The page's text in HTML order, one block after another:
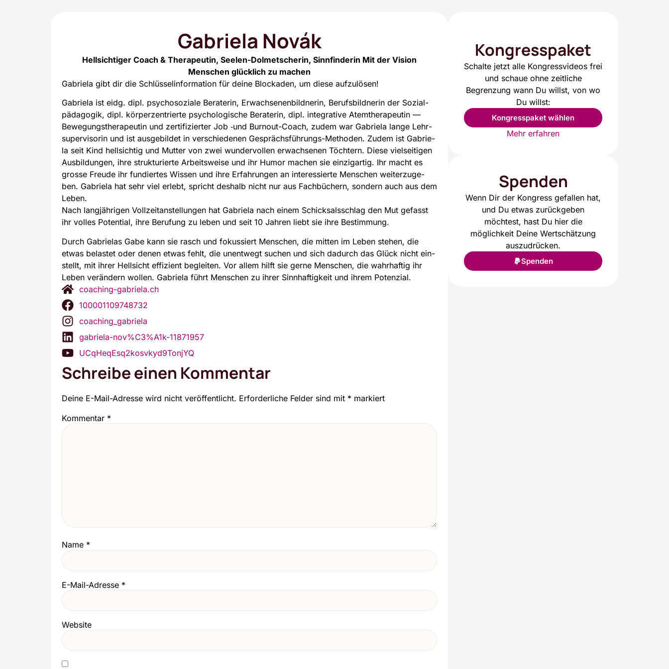
Gabrie­la Novák
Hellsichtiger Coach & Therapeutin, Seelen-Dolmetscherin, Sinnfinderin Mit der Vision
Menschen glücklich zu machen
Gabrie­la gibt dir die Schlüs­sel­in­for­ma­ti­on für dei­ne Blo­cka­den, um die­se auf­zu­lö­sen!
Gabrie­la ist eidg. dipl. psy­cho­so­zia­le Bera­te­rin, Erwach­se­nen­bild­ne­rin, Berufs­bild­ne­rin der Sozi­al­
päd­ago­gik, dipl. kör­per­zen­trier­te psy­cho­lo­gi­sche Bera­te­rin, dipl. inte­gra­ti­ve Atem­the­ra­peu­tin —
Bewe­gungs­the­ra­peu­tin und zer­ti­fi­zier­ter Job ‑und Burn­out-Coach, zudem war Gabrie­la lan­ge Lehr­
su­per­vi­so­rin und ist aus­ge­bil­det in ver­schie­de­nen Gesprächs­füh­rungs-Metho­den. Zudem ist Gabrie­
la seit Kind hell­sich­tig und Mut­ter von zwei wun­der­vol­len erwach­se­nen Töch­tern. Die­se viel­sei­ti­gen
Aus­bil­dun­gen, ihre struk­tu­rier­te Arbeits­wei­se und ihr Humor machen sie ein­zig­ar­tig. Ihr macht es
gros­se Freu­de ihr fun­dier­tes Wis­sen und ihre Erfah­run­gen an inter­es­sier­te Men­schen wei­ter­zu­ge­
ben. Gabrie­la hat sehr viel erlebt, spricht des­halb nicht nur aus Fach­bü­chern, son­dern auch aus dem
Leben.
Nach lang­jäh­ri­gen Voll­zeit­an­stel­lun­gen hat Gabrie­la nach einem Schick­sals­schlag den Mut gefasst
ihr vol­les Poten­ti­al, ihre Beru­fung zu leben und seit 10 Jah­ren liebt sie ihre Bestim­mung.
Durch Gabrie­las Gabe kann sie rasch und fokus­siert Men­schen, die mit­ten im Leben ste­hen, die
etwas belas­tet oder denen etwas fehlt, die unent­wegt suchen und sich dadurch das Glück nicht ein­
stellt, mit ihrer Hell­sicht effi­zi­ent beglei­ten. Vor allem hilft sie ger­ne Men­schen, die wahr­haf­tig ihr
Leben ver­än­dern wol­len. Gabrie­la führt Men­schen zu ihrer Sinn­haf­tig­keit und ihrem Poten­zi­al.
coaching-gabriela.ch
100001109748732
coaching_gabriela
gabriela-nov%C3%A1k-11871957
UCqHeqEsq2kosvkyd9TonjYQ
Schreibe einen Kommentar
Deine E-Mail-Adresse wird nicht veröffentlicht. Erforderliche Felder sind mit * markiert
Kommentar *
Name *
E-Mail-Adresse *
Website
Kongresspaket
Schalte jetzt alle Kongressvideos frei
und schaue ohne zeitliche
Begrenzung wann Du willst, von wo
Du willst:
Kongresspaket wählen
Mehr erfahren
Spenden
Wenn Dir der Kongress gefallen hat,
und Du etwas zurückgeben
möchtest, hast Du hier die
möglichkeit Deine Wertschätzung
auszudrücken.
Spenden